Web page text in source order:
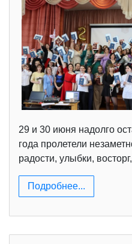
29 и 30 июня надолго
года пролетели
радости, улыбки,
Подробнее...